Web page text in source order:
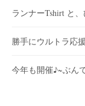
ランナーTshirt と
勝手にウルトラ応
今年も開催♪~ぶん